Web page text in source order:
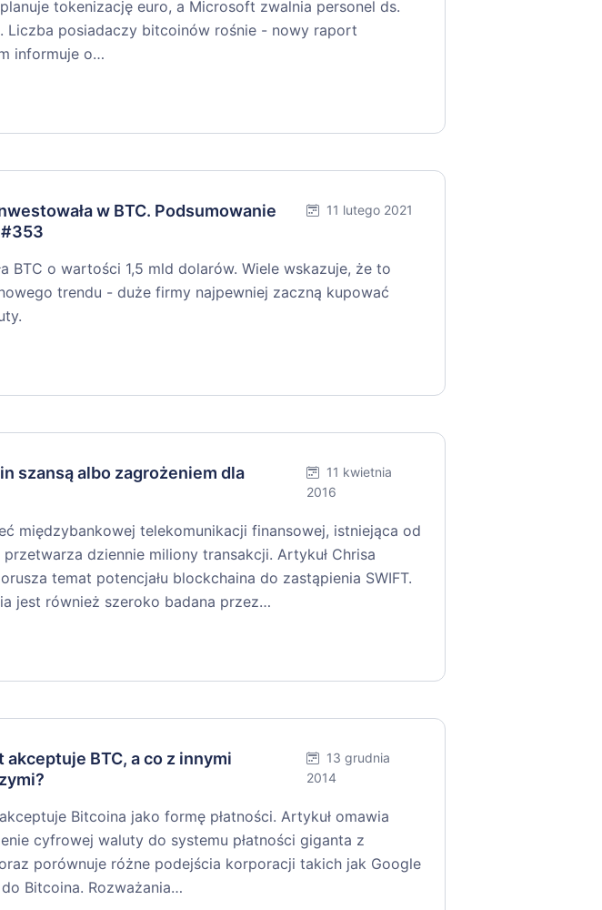
tokenizację euro, a Microsoft zwalnia personel ds.
Liczba posiadaczy bitcoinów rośnie - nowy raport
informuje o…
w BTC. Podsumowanie
11 lutego 2021
BTC o wartości 1,5 mld dolarów. Wiele wskazuje, że to
trendu - duże firmy najpewniej zaczną kupować
szansą albo zagrożeniem dla
11 kwietnia
2016
międzybankowej telekomunikacji finansowej, istniejąca od
przetwarza dziennie miliony transakcji. Artykuł Chrisa
temat potencjału blockchaina do zastąpienia SWIFT.
jest również szeroko badana przez…
BTC, a co z innymi
13 grudnia
2014
Bitcoina jako formę płatności. Artykuł omawia
cyfrowej waluty do systemu płatności giganta z
porównuje różne podejścia korporacji takich jak Google
Bitcoina. Rozważania…